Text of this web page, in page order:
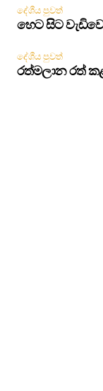
දේශීය පුවත්
හෙට සිට
දේශීය පුවත්
රත්මලාන රත්